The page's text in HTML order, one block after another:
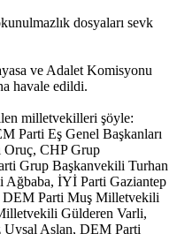
dosyaları sevk
ve Adalet Komisyonu
havale edildi.
milletvekilleri şöyle:
Parti Eş Genel Başkanları
Oruç, CHP Grup
Grup Başkanvekili Turhan
İYİ Parti Gaziantep
Parti Muş Milletvekili
Gülderen Varli,
Aslan, DEM Parti